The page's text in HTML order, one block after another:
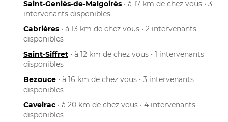
Saint-Geniès-de-Malgoirès • à 17 km de chez vous • 3
intervenants disponibles
Cabrières • à 13 km de chez vous • 2 intervenants
disponibles
Saint-Siffret • à 12 km de chez vous • 1 intervenants
disponibles
Bezouce • à 16 km de chez vous • 3 intervenants
disponibles
Caveirac • à 20 km de chez vous • 4 intervenants
disponibles